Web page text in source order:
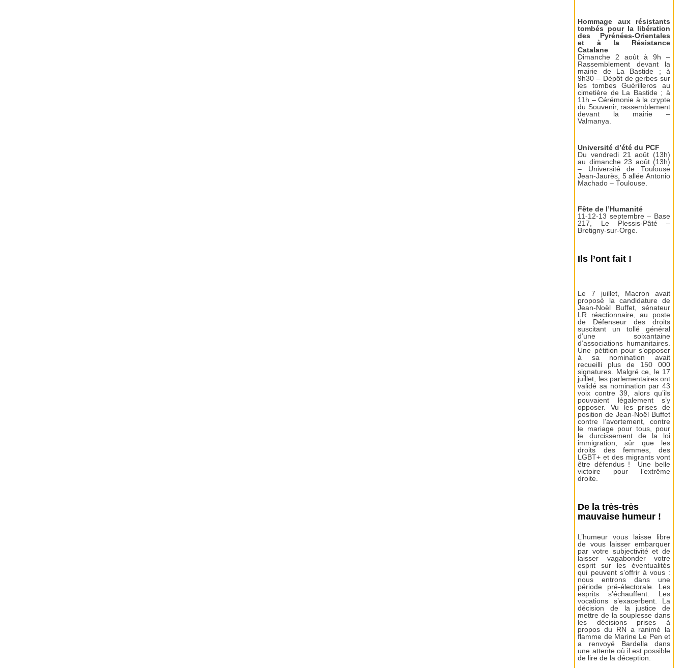
Hommage aux résistants
tombés pour la libération
des Pyrénées-Orientales
et à la Résistance
Catalane
Dimanche 2 août à 9h –
Rassemblement devant la
mairie de La Bastide ; à
9h30 – Dépôt de gerbes sur
les tombes Guérilleros au
cimetière de La Bastide ; à
11h – Cérémonie à la crypte
du Souvenir, rassemblement
devant la mairie –
Valmanya.
Université d’été du PCF
Du vendredi 21 août (13h)
au dimanche 23 août (13h)
– Université de Toulouse
Jean-Jaurès, 5 allée Antonio
Machado – Toulouse.
Fête de l’Humanité
11-12-13 septembre – Base
217, Le Plessis-Pâté –
Bretigny-sur-Orge.
Ils l’ont fait !
Le 7 juillet, Macron avait
proposé la candidature de
Jean-Noël Buffet, sénateur
LR réactionnaire, au poste
de Défenseur des droits
suscitant un tollé général
d’une soixantaine
d’associations humanitaires.
Une pétition pour s’opposer
à sa nomination avait
recueilli plus de 150 000
signatures. Malgré ce, le 17
juillet, les parlementaires ont
validé sa nomination par 43
voix contre 39, alors qu’ils
pouvaient légalement s’y
opposer. Vu les prises de
position de Jean-Noël Buffet
contre l’avortement, contre
le mariage pour tous, pour
le durcissement de la loi
immigration, sûr que les
droits des femmes, des
LGBT+ et des migrants vont
être défendus ! Une belle
victoire pour l’extrême
droite.
De la très-très
mauvaise humeur !
L’humeur vous laisse libre
de vous laisser embarquer
par votre subjectivité et de
laisser vagabonder votre
esprit sur les éventualités
qui peuvent s’offrir à vous :
nous entrons dans une
période pré-électorale. Les
esprits s’échauffent. Les
vocations s’exacerbent. La
décision de la justice de
mettre de la souplesse dans
les décisions prises à
propos du RN a ranimé la
flamme de Marine Le Pen et
a renvoyé Bardella dans
une attente où il est possible
de lire de la déception.